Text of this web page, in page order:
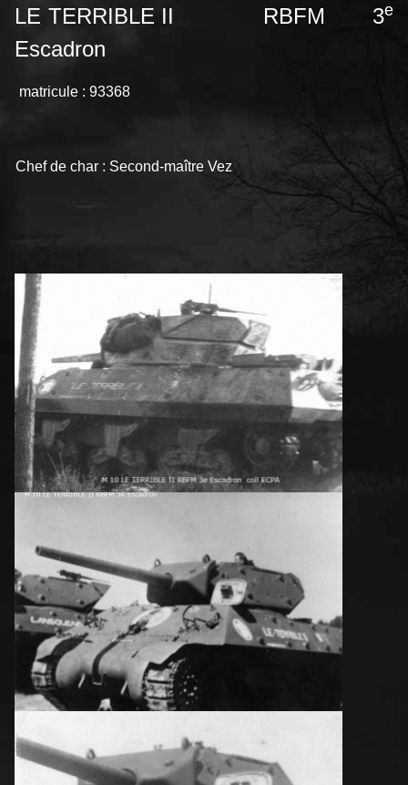
LE TERRIBLE II RBFM 3e
Escadron
matricule : 93368
Chef de char : Second-maître Vez